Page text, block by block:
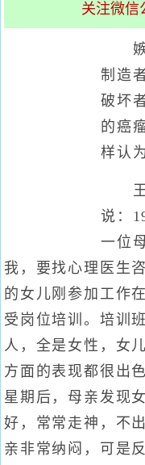
关注微信
嫉
制造
破坏
的癌
样认
王
说：
一位
我，要找心理医生
的女儿刚参加工作
受岗位培训。培训
人，全是女性，女
方面的表现都很出
星期后，母亲发现
好，常常走神，不
亲非常纳闷，可是